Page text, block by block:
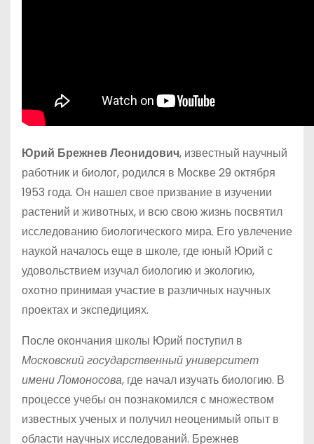
Юрий Брежнев Леонидович, известный научный
работник и биолог, родился в Москве 29 октября
1953 года. Он нашел свое призвание в изучении
растений и животных, и всю свою жизнь посвятил
исследованию биологического мира. Его увлечение
наукой началось еще в школе, где юный Юрий с
удовольствием изучал биологию и экологию,
охотно принимая участие в различных научных
проектах и экспедициях.
После окончания школы Юрий поступил в
Московский государственный университет
имени Ломоносова, где начал изучать биологию. В
процессе учебы он познакомился с множеством
известных ученых и получил неоценимый опыт в
области научных исследований. Брежнев